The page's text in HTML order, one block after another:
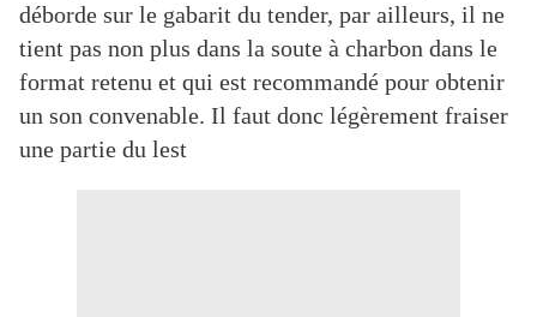
déborde sur le gabarit du tender, par ailleurs, il ne
tient pas non plus dans la soute à charbon dans le
format retenu et qui est recommandé pour obtenir
un son convenable. Il faut donc légèrement fraiser
une partie du lest